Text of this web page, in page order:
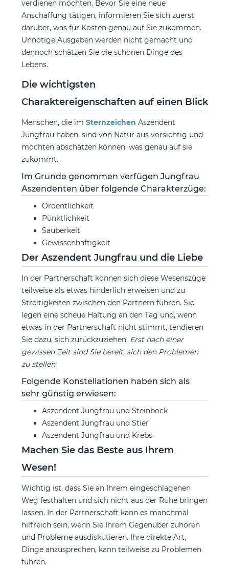
verdienen möchten. Bevor Sie eine neue
Anschaffung tätigen, informieren Sie sich zuerst
darüber, was für Kosten genau auf Sie zukommen.
Unnötige Ausgaben werden nicht gemacht und
dennoch schätzen Sie die schönen Dinge des
Lebens.
Die wichtigsten
Charaktereigenschaften auf einen Blick
Menschen, die im Sternzeichen Aszendent
Jungfrau haben, sind von Natur aus vorsichtig und
möchten abschätzen können, was genau auf sie
zukommt.
Im Grunde genommen verfügen Jungfrau
Aszendenten über folgende Charakterzüge:
Ordentlichkeit
Pünktlichkeit
Sauberkeit
Gewissenhaftigkeit
Der Aszendent Jungfrau und die Liebe
In der Partnerschaft können sich diese Wesenszüge
teilweise als etwas hinderlich erweisen und zu
Streitigkeiten zwischen den Partnern führen. Sie
legen eine scheue Haltung an den Tag und, wenn
etwas in der Partnerschaft nicht stimmt, tendieren
Sie dazu, sich zurückzuziehen. Erst nach einer
gewissen Zeit sind Sie bereit, sich den Problemen
zu stellen.
Folgende Konstellationen haben sich als
sehr günstig erwiesen:
Aszendent Jungfrau und Steinbock
Aszendent Jungfrau und Stier
Aszendent Jungfrau und Krebs
Machen Sie das Beste aus Ihrem
Wesen!
Wichtig ist, dass Sie an Ihrem eingeschlagenen
Weg festhalten und sich nicht aus der Ruhe bringen
lassen. In der Partnerschaft kann es manchmal
hilfreich sein, wenn Sie Ihrem Gegenüber zuhören
und Probleme ausdiskutieren. Ihre direkte Art,
Dinge anzusprechen, kann teilweise zu Problemen
führen.